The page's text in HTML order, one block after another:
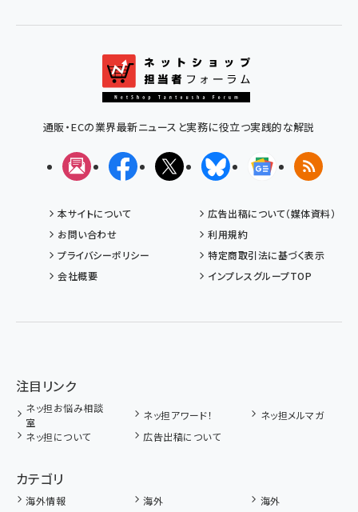
通販・ECの業界最新ニュースと実務に役立つ実践的な解説
メルマガFacebookX(エックス)BlueskyGoogleニュ
RSS
本サイトについて
広告出稿について（媒体資料）
お問い合わせ
利用規約
プライバシーポリシー
特定商取引法に基づく表示
会社概要
インプレスグループTOP
注目リンク
ネッ担お悩み相談
室
ネッ担アワード！
ネッ担メルマガ
ネッ担について
広告出稿について
カテゴリ
海外情報 海外
海外